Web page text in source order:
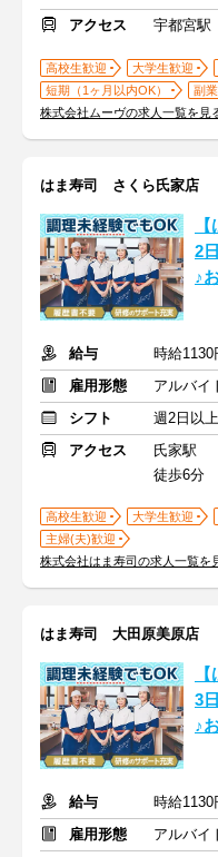
アクセス
宇都宮駅
高校生歓迎 大学生歓迎
短期（1ヶ月以内OK）
副
株式会社ムーヴの求人一覧を見
はま寿司 さくら氏家店
2
♪
給与
時給1130
雇用形態
アルバイ
シフト
週2日以
アクセス
氏家駅
徒歩6分
高校生歓迎 大学生歓迎
主婦(夫)歓迎
株式会社はま寿司の求人一覧を
はま寿司 大田原美原店
3
♪
給与
時給1130
雇用形態
アルバイ